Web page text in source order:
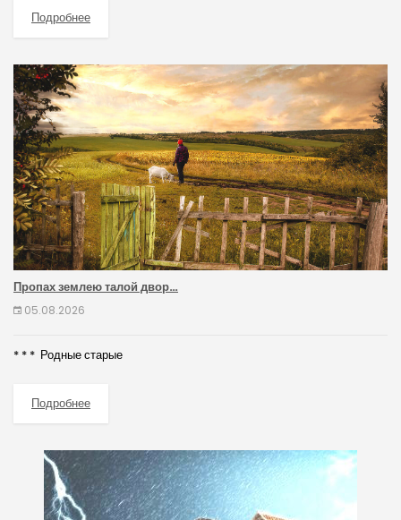
Подробнее
Пропах землею талой двор…
05.08.2026
* * * Родные старые
Подробнее